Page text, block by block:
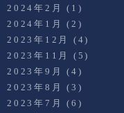
2024年2月
(1)
2024年1月
(2)
2023年12月
(4)
2023年11月
(5)
2023年9月
(4)
2023年8月
(3)
2023年7月
(6)